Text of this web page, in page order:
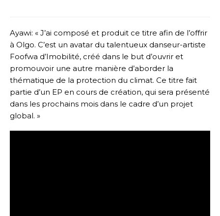
Ayawi: « J’ai composé et produit ce titre afin de l’offrir
à Olgo. C’est un avatar du talentueux danseur-artiste
Foofwa d’Imobilité, créé dans le but d’ouvrir et
promouvoir une autre manière d’aborder la
thématique de la protection du climat. Ce titre fait
partie d’un EP en cours de création, qui sera présenté
dans les prochains mois dans le cadre d’un projet
global. »